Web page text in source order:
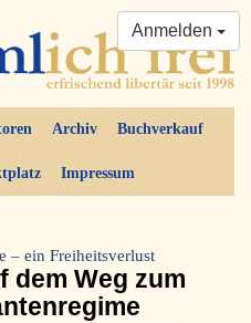
Archiv Buchverkauf
Impressum
Anmelden
– ein Freiheitsverlust
dem Weg zum